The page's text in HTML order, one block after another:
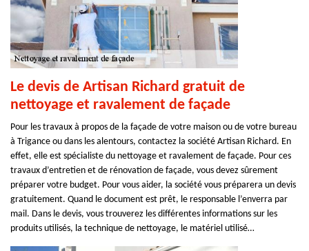
Le devis de Artisan Richard gratuit de
nettoyage et ravalement de façade
Pour les travaux à propos de la façade de votre maison ou de votre bureau
à Trigance ou dans les alentours, contactez la société Artisan Richard. En
effet, elle est spécialiste du nettoyage et ravalement de façade. Pour ces
travaux d’entretien et de rénovation de façade, vous devez sûrement
préparer votre budget. Pour vous aider, la société vous préparera un devis
gratuitement. Quand le document est prêt, le responsable l’enverra par
mail. Dans le devis, vous trouverez les différentes informations sur les
produits utilisés, la technique de nettoyage, le matériel utilisé…